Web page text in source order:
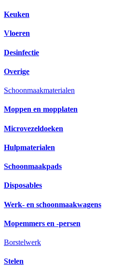
Keuken
Vloeren
Desinfectie
Overige
Schoonmaakmaterialen
Moppen en mopplaten
Microvezeldoeken
Hulpmaterialen
Schoonmaakpads
Disposables
Werk- en schoonmaakwagens
Mopemmers en -persen
Borstelwerk
Stelen